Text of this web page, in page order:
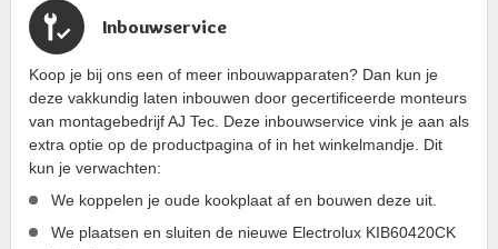
Inbouwservice
Koop je bij ons een of meer inbouwapparaten? Dan kun je
deze vakkundig laten inbouwen door gecertificeerde monteurs
van montagebedrijf AJ Tec. Deze inbouwservice vink je aan als
extra optie op de productpagina of in het winkelmandje. Dit
kun je verwachten:
We koppelen je oude kookplaat af en bouwen deze uit.
We plaatsen en sluiten de nieuwe Electrolux KIB60420CK